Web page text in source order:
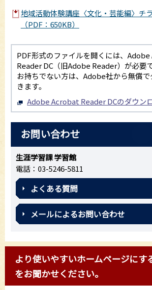
地域活動体験講座〈文化・芸能編〉チ
（PDF：650KB）
PDF形式のファイルを開くには、
Reader DC（旧Adobe Reader）が必要で
お持ちでない方は、Adobe社から無償
きます。
Adobe Acrobat Reader DCのダウン
お問い合わせ
生涯学習課 学習館
電話：03-5246-5811
よくある質問
メールによるお問い合わせ
より使いやすいホームページにす
をお聞かせください。